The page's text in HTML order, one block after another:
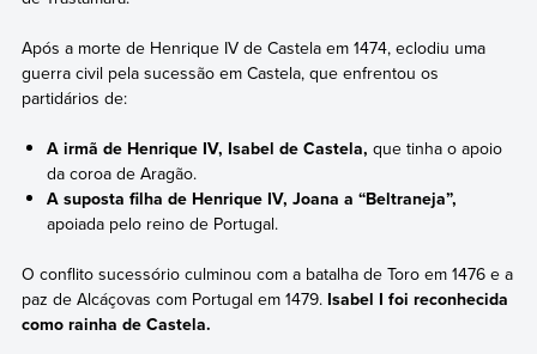
Após a morte de Henrique IV de Castela em 1474, eclodiu uma
guerra civil pela sucessão em Castela, que enfrentou os
partidários de:
A irmã de Henrique IV, Isabel de Castela,que tinha o apoio
da coroa de Aragão.
A suposta filha de Henrique IV, Joana a “Beltraneja”,
apoiada pelo reino de Portugal.
O conflito sucessório culminou com a batalha de Toro em 1476 e a
paz de Alcáçovas com Portugal em 1479. Isabel I foi reconhecida
como rainha de Castela.